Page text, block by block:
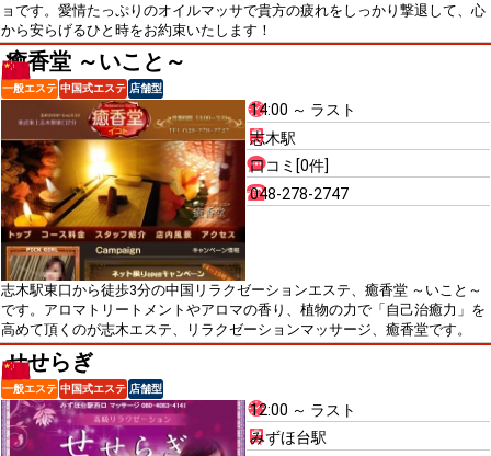
ョです。愛情たっぷりのオイルマッサで貴方の疲れをしっかり撃退して、心
から安らげるひと時をお約束いたします！
癒香堂 ～いこと～
一般エステ 中国式エステ 店舗型
14:00 ～ ラスト
志木駅
口コミ[0件]
048-278-2747
志木駅東口から徒歩3分の中国リラクゼーションエステ、癒香堂 ～いこと～
です。アロマトリートメントやアロマの香り、植物の力で「自己治癒力」を
高めて頂くのが志木エステ、リラクゼーションマッサージ、癒香堂です。
せせらぎ
一般エステ 中国式エステ 店舗型
12:00 ～ ラスト
みずほ台駅